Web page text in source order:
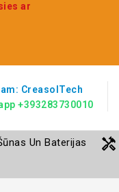
ar
CreasolTech
+393283730010
Un Baterijas handyman